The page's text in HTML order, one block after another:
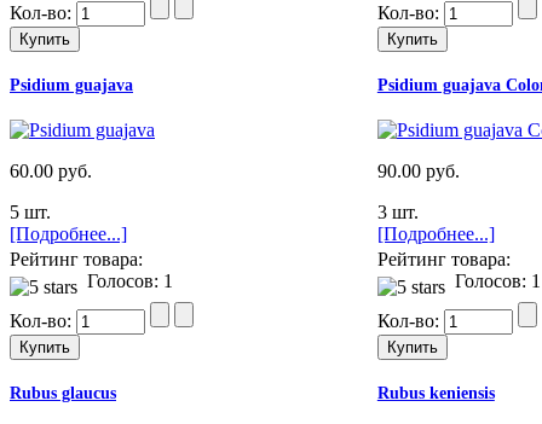
Кол-во:
Кол-во:
Psidium guajava
60.00 руб.
5 шт.
[Подробнее...]
Рейтинг товара:
Голосов: 1
Кол-во:
Psidium guajava
90.00 руб.
3 шт.
[Подробнее...]
Рейтинг товара:
Голосов: 1
Кол-во:
Rubus glaucus Rubus keniensis